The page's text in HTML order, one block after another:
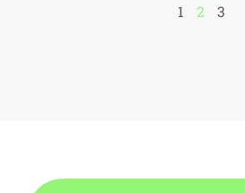
1 2 3